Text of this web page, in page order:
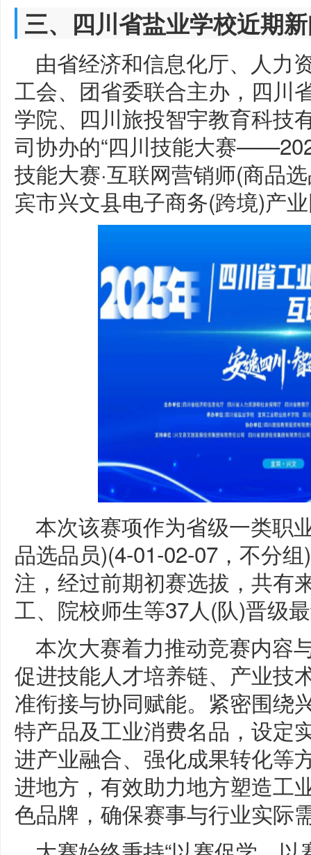
三、四川省盐业学校近期
由省经济和信息化厅、人力
工会、团省委联合主办，四川
学院、四川旅投智宇教育科技
司协办的“四川技能大赛
技能大赛·互联网营销师(商品
宾市兴文县电子商务(跨境)产
本次该赛项作为省级一类职
品选品员)(4-01-02-07，不分
注，经过前期初赛选拔，共有
工、院校师生等37人(队)晋级
本次大赛着力推动竞赛内容
促进技能人才培养链、产业技
准衔接与协同赋能。紧密围绕
特产品及工业消费名品，设定
进产业融合、强化成果转化等
进地方，有效助力地方塑造工
色品牌，确保赛事与行业实际